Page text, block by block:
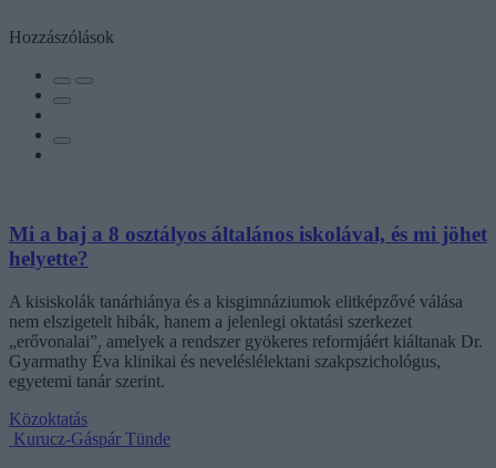
Hozzászólások
Mi a baj a 8 osztályos általános iskolával, és mi jöhet
helyette?
A kisiskolák tanárhiánya és a kisgimnáziumok elitképzővé válása
nem elszigetelt hibák, hanem a jelenlegi oktatási szerkezet
„erővonalai”, amelyek a rendszer gyökeres reformjáért kiáltanak Dr.
Gyarmathy Éva klinikai és neveléslélektani szakpszichológus,
egyetemi tanár szerint.
Közoktatás
Kurucz-Gáspár Tünde